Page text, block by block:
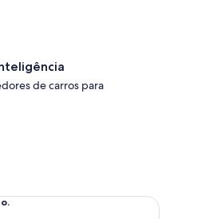
de carros para